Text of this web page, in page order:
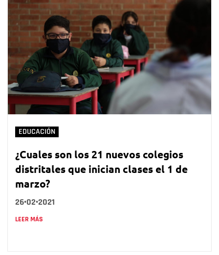
EDUCACIÓN
¿Cuales son los 21 nuevos colegios
distritales que inician clases el 1 de
marzo?
26•02•2021
LEER MÁS